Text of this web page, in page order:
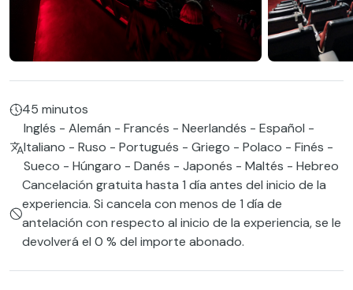
45 minutos
Inglés - Alemán - Francés - Neerlandés - Español -
Italiano - Ruso - Portugués - Griego - Polaco - Finés -
Sueco - Húngaro - Danés - Japonés - Maltés - Hebreo
Cancelación gratuita hasta 1 día antes del inicio de la
experiencia. Si cancela con menos de 1 día de
antelación con respecto al inicio de la experiencia, se le
devolverá el 0 % del importe abonado.